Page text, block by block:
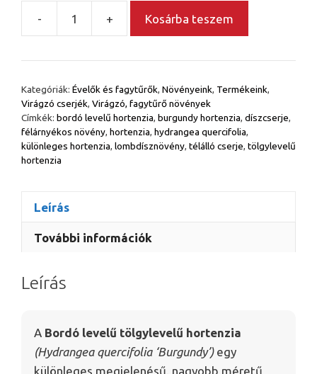
-
Bordó
tölgylevelű
–
Hydrangea
quercifolia
‘Burgundy’
+ Kosárba teszem
Kategóriák: Évelők és fagytűrők, Növényeink, Termékeink,
Virágzó cserjék, Virágzó, fagytűrő növények
Címkék: bordó levelű hortenzia, burgundy hortenzia, díszcserje,
félárnyékos növény, hortenzia, hydrangea quercifolia,
különleges hortenzia, lombdísznövény, télálló cserje, tölgylevelű
hortenzia
Leírás
További információk
Leírás
A Bordó levelű tölgylevelű hortenzia
(Hydrangea quercifolia ‘Burgundy’)egy
különleges megjelenésű, nagyobb méretű